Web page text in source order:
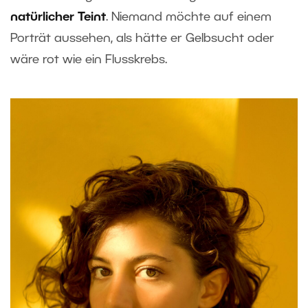
natürlicher Teint. Niemand möchte auf einem
Porträt aussehen, als hätte er Gelbsucht oder
wäre rot wie ein Flusskrebs.